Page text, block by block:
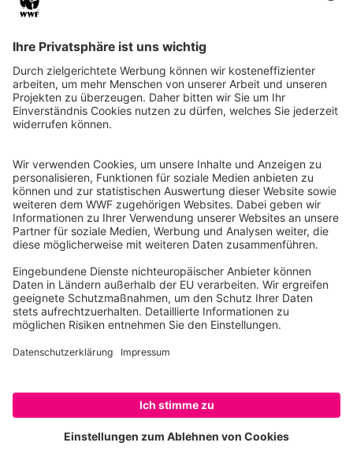
WWF Deutschland
Reinhardtstr. 18
10117 Berlin
Ihre Spende kann steuerlich geltend gemacht werden
Registriert als Stiftung WWF Deutschland, Senatsverwaltung für
Justiz Berlin, Az: 3416/976/2
Umsatzsteuer-Identifikationsnummer: DE 114236103
Freistellungsbescheid: Als gemeinnützige Körperschaft befreit
von der Körperschaftssteuer gem. §5 I 9 KStg. unter der
Steuernummer 27/641/09321